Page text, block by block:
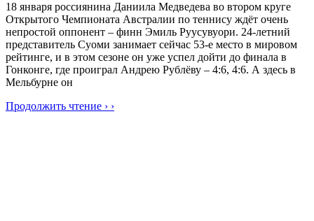
18 января россиянина Даниила Медведева во втором круге
Открытого Чемпионата Австралии по теннису ждёт очень
непростой оппонент – финн Эмиль Руусувуори. 24-летний
представитель Суоми занимает сейчас 53-е место в мировом
рейтинге, и в этом сезоне он уже успел дойти до финала в
Гонконге, где проиграл Андрею Рублёву – 4:6, 4:6. А здесь в
Мельбурне он
Продолжить чтение › ›